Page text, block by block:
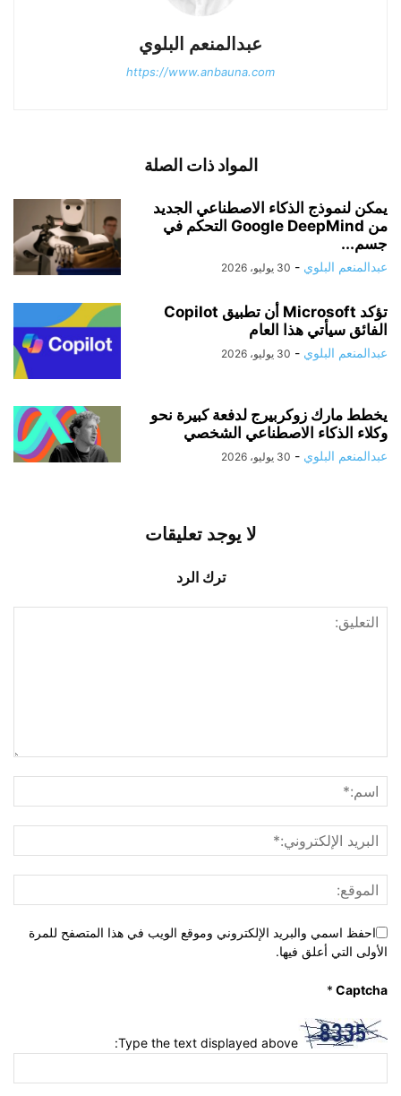
عبدالمنعم البلوي
https://www.anbauna.com
المواد ذات الصلة
يمكن لنموذج الذكاء الاصطناعي الجديد
من Google DeepMind التحكم في
جسم...
عبدالمنعم البلوي - 30 يوليو، 2026
تؤكد Microsoft أن تطبيق Copilot
الفائق سيأتي هذا العام
عبدالمنعم البلوي - 30 يوليو، 2026
يخطط مارك زوكربيرج لدفعة كبيرة نحو
وكلاء الذكاء الاصطناعي الشخصي
عبدالمنعم البلوي - 30 يوليو، 2026
لا يوجد تعليقات
ترك الرد
احفظ اسمي والبريد الإلكتروني وموقع الويب في هذا المتصفح للمرة
الأولى التي أعلق فيها.
Captcha
*
Type the text displayed above: